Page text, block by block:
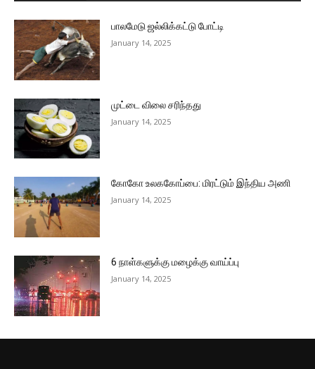
பாலமேடு ஜல்லிக்கட்டு போட்டி
January 14, 2025
முட்டை விலை சரிந்தது
January 14, 2025
கோகோ உலககோப்பை: மிரட்டும் இந்திய அணி
January 14, 2025
6 நாள்களுக்கு மழைக்கு வாய்ப்பு
January 14, 2025